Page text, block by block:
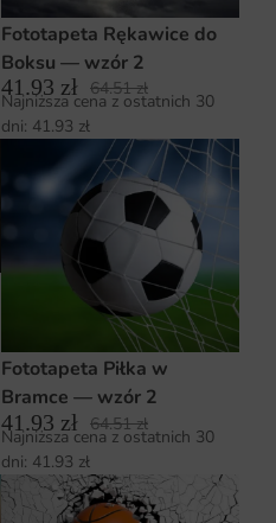
Fototapeta Rękawice do
Boksu — wzór 2
41.93 zł 64.51zł
Najniższa cena z ostatnich 30
dni: 41.93 zł
Fototapeta Piłka w
Bramce — wzór 2
41.93 zł 64.51zł
Najniższa cena z ostatnich 30
dni: 41.93 zł